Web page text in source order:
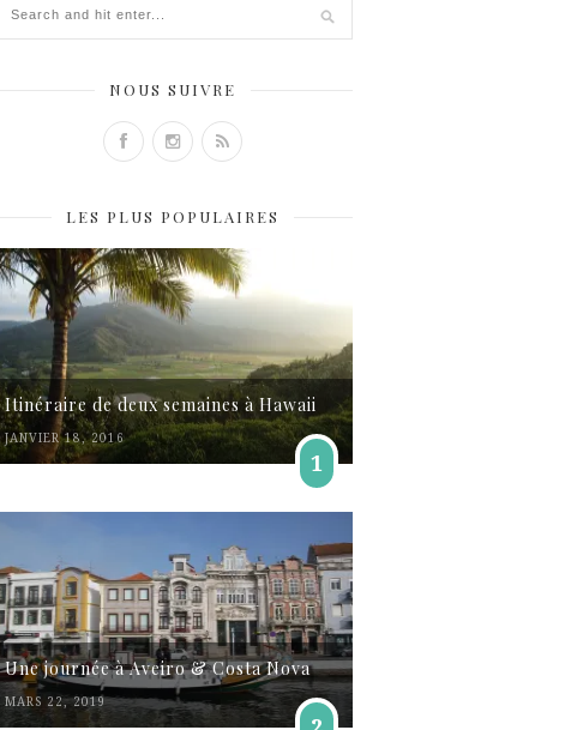
NOUS SUIVRE
LES PLUS POPULAIRES
Itinéraire de deux semaines à Hawaii
JANVIER 18, 2016
1
Une journée à Aveiro & Costa Nova
MARS 22, 2019